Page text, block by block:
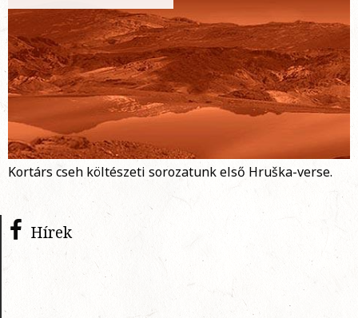
Kortárs cseh költészeti sorozatunk első Hruška-verse.
Hírek